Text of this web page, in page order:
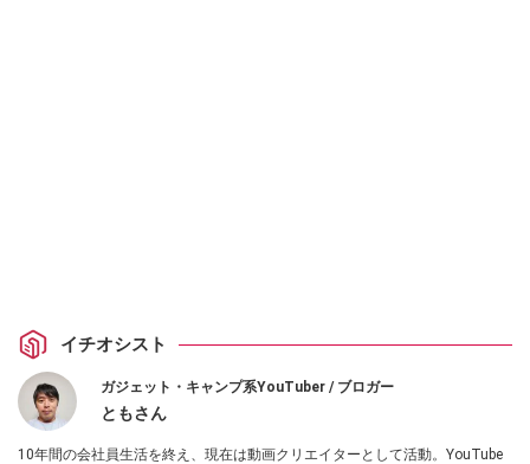
イチオシスト
ガジェット・キャンプ系YouTuber / ブロガー
ともさん
10年間の会社員生活を終え、現在は動画クリエイターとして活動。YouTube